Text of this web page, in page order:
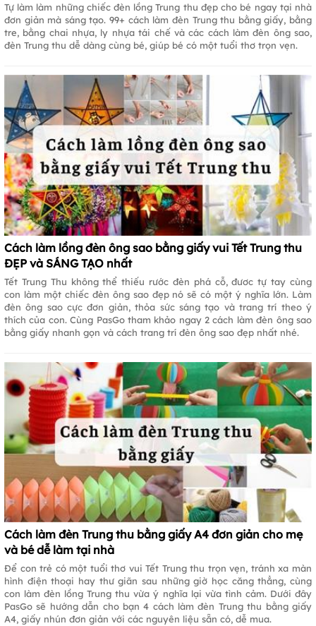
Tự làm làm những chiếc đèn lồng Trung thu đẹp cho bé ngay tại nhà
đơn giản mà sáng tạo. 99+ cách làm đèn Trung thu bằng giấy, bằng
tre, bằng chai nhựa, ly nhựa tái chế và các cách làm đèn ông sao,
đèn Trung thu dễ dàng cùng bé, giúp bé có một tuổi thơ trọn vẹn.
Cách làm lồng đèn ông sao bằng giấy vui Tết Trung thu
ĐẸP và SÁNG TẠO nhất
Tết Trung Thu không thể thiếu rước đèn phá cỗ, đươc tự tay cùng
con làm một chiếc đèn ông sao đẹp nó sẽ có một ý nghĩa lớn. Làm
đèn ông sao cực đơn giản, thỏa sức sáng tạo và trang trí theo ý
thích của con. Cùng PasGo tham khảo ngay 2 cách làm đèn ông sao
bằng giấy nhanh gọn và cách trang trí đèn ông sao đẹp nhất nhé.
Cách làm đèn Trung thu bằng giấy A4 đơn giản cho mẹ
và bé dễ làm tại nhà
Để con trẻ có một tuổi thơ vui Tết Trung thu trọn vẹn, tránh xa màn
hình điện thoại hay thư giãn sau những giờ học căng thẳng, cùng
con làm đèn lồng Trung thu vừa ý nghĩa lại vừa tình cảm. Dưới đây
PasGo sẽ hướng dẫn cho bạn 4 cách làm đèn Trung thu bằng giấy
A4, giấy nhún đơn giản với các nguyên liệu sẵn có, dễ mua.